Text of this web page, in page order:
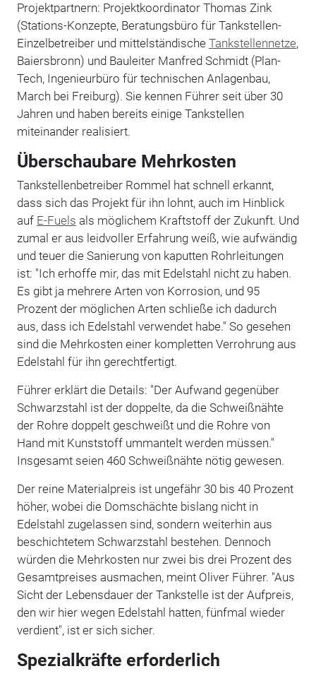
Projektpartnern: Projektkoordinator Thomas Zink
(Stations-Konzepte, Beratungsbüro für Tankstellen-
Einzelbetreiber und mittelständische Tankstellennetze,
Baiersbronn) und Bauleiter Manfred Schmidt (Plan-
Tech, Ingenieurbüro für technischen Anlagenbau,
March bei Freiburg). Sie kennen Führer seit über 30
Jahren und haben bereits einige Tankstellen
miteinander realisiert.
Überschaubare Mehrkosten
Tankstellenbetreiber Rommel hat schnell erkannt,
dass sich das Projekt für ihn lohnt, auch im Hinblick
auf E-Fuels als möglichem Kraftstoff der Zukunft. Und
zumal er aus leidvoller Erfahrung weiß, wie aufwändig
und teuer die Sanierung von kaputten Rohrleitungen
ist: "Ich erhoffe mir, das mit Edelstahl nicht zu haben.
Es gibt ja mehrere Arten von Korrosion, und 95
Prozent der möglichen Arten schließe ich dadurch
aus, dass ich Edelstahl verwendet habe." So gesehen
sind die Mehrkosten einer kompletten Verrohrung aus
Edelstahl für ihn gerechtfertigt.
Führer erklärt die Details: "Der Aufwand gegenüber
Schwarzstahl ist der doppelte, da die Schweißnähte
der Rohre doppelt geschweißt und die Rohre von
Hand mit Kunststoff ummantelt werden müssen."
Insgesamt seien 460 Schweißnähte nötig gewesen.
Der reine Materialpreis ist ungefähr 30 bis 40 Prozent
höher, wobei die Domschächte bislang nicht in
Edelstahl zugelassen sind, sondern weiterhin aus
beschichtetem Schwarzstahl bestehen. Dennoch
würden die Mehrkosten nur zwei bis drei Prozent des
Gesamtpreises ausmachen, meint Oliver Führer. "Aus
Sicht der Lebensdauer der Tankstelle ist der Aufpreis,
den wir hier wegen Edelstahl hatten, fünfmal wieder
verdient", ist er sich sicher.
Spezialkräfte erforderlich